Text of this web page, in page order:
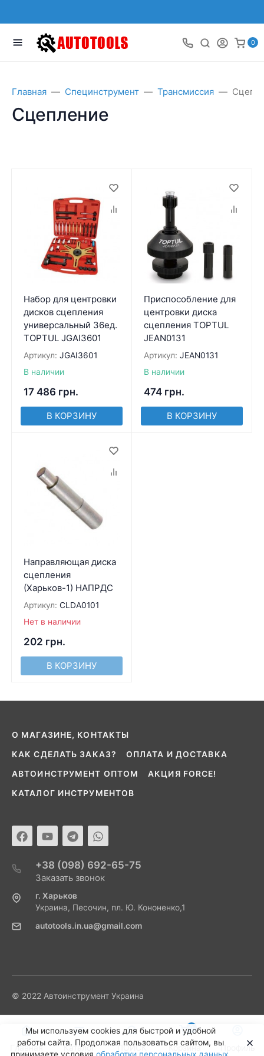
0
Главная Специнструмент Трансмиссия
Сцепление
Набор для центровки
дисков сцепления
универсальный 36ед.
TOPTUL JGAI3601
Артикул: JGAI3601
В наличии
17 486 грн.
В КОРЗИНУ
Приспособление для
центровки диска
сцепления TOPTUL
JEAN0131
Артикул: JEAN0131
В наличии
474 грн.
В КОРЗИНУ
Направляющая диска
сцепления
(Харьков-1) НАПРДС
Артикул: CLDA0101
Нет в наличии
202 грн.
В КОРЗИНУ
О МАГАЗИНЕ, КОНТАКТЫ
КАК СДЕЛАТЬ ЗАКАЗ? ОПЛАТА И ДОСТАВКА
АВТОИНСТРУМЕНТ ОПТОМ АКЦИЯ FORCE!
КАТАЛОГ ИНСТРУМЕНТОВ
+38 (098) 692-65-75
Заказать звонок
г. Харьков
Украина, Песочин, пл. Ю. Кононенко,1
autotools.in.ua@gmail.com
© 2022 Автоинструмент Украина
Мы используем cookies для быстрой и удобной
работы сайта. Продолжая пользоваться сайтом, вы
Главная Каталог ПОИСК
0
Корзина Профиль